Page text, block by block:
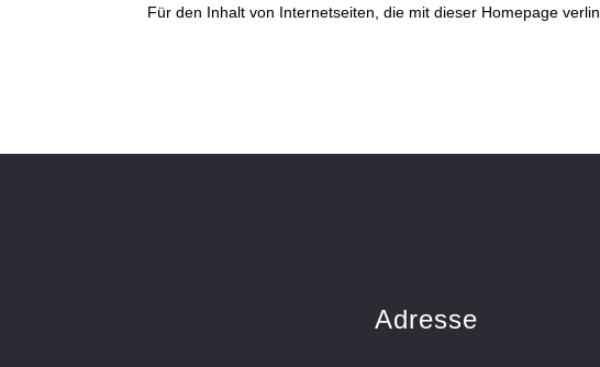
Für den Inhalt von Internetseiten, die mit dieser Homepage
Adresse